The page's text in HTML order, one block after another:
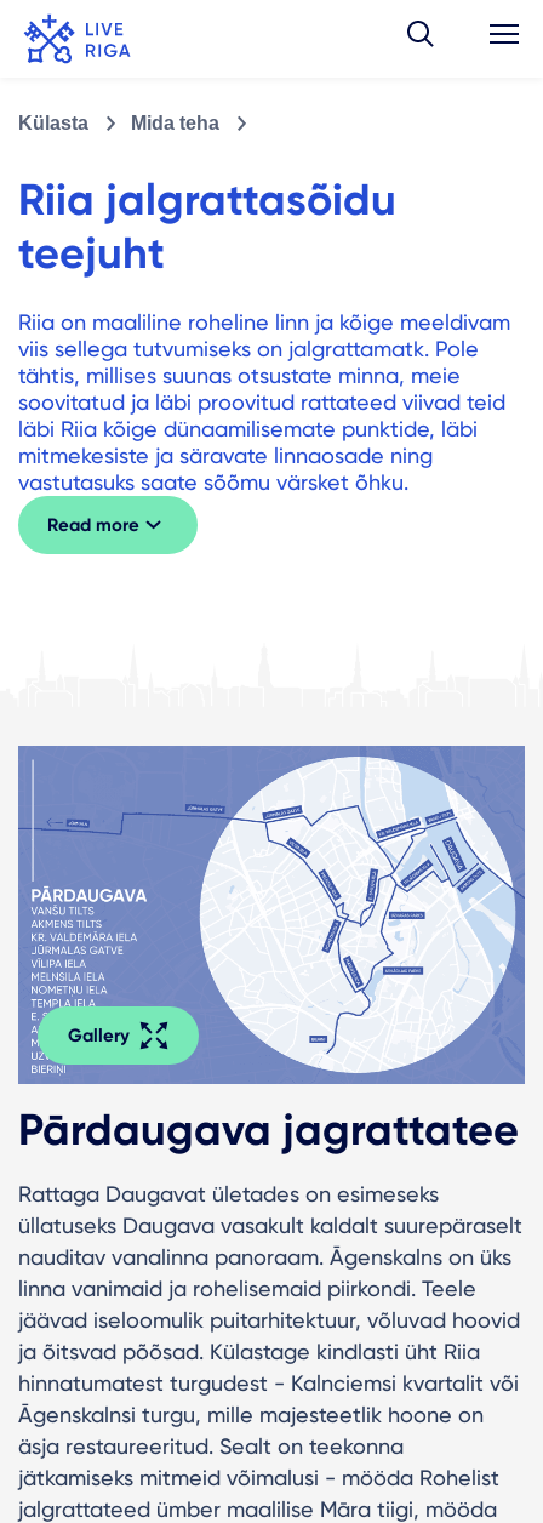
Külasta Mida teha
Riia jalgrattasõidu
teejuht
Riia on maaliline roheline linn ja kõige meeldivam
viis sellega tutvumiseks on jalgrattamatk. Pole
tähtis, millises suunas otsustate minna, meie
soovitatud ja läbi proovitud rattateed viivad teid
läbi Riia kõige dünaamilisemate punktide, läbi
mitmekesiste ja säravate linnaosade ning
vastutasuks saate sõõmu värsket õhku.
Read more
Gallery
Pārdaugava jagrattatee
Rattaga Daugavat ületades on esimeseks
üllatuseks Daugava vasakult kaldalt suurepäraselt
nauditav vanalinna panoraam. Āgenskalns on üks
linna vanimaid ja rohelisemaid piirkondi. Teele
jäävad iseloomulik puitarhitektuur, võluvad hoovid
ja õitsvad põõsad. Külastage kindlasti üht Riia
hinnatumatest turgudest - Kalnciemsi kvartalit või
Āgenskalnsi turgu, mille majesteetlik hoone on
äsja restaureeritud. Sealt on teekonna
jätkamiseks mitmeid võimalusi - mööda Rohelist
jalgrattateed ümber maalilise Māra tiigi, mööda